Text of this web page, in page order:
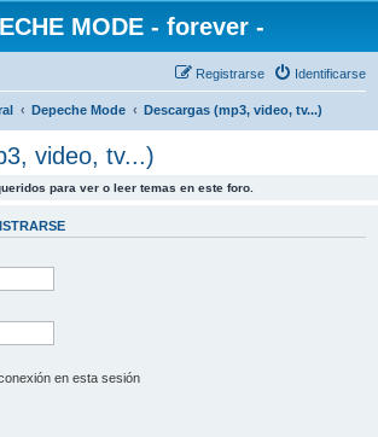
MODE - forever -
Identificarse
Registrarse
Depeche Mode Descargas (mp3, video, tv...)
video, tv...)
para ver o leer temas en este foro.
en esta sesión